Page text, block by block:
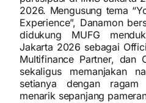
2026. Mengusung tema
Experience”, Danamon
didukung MUFG
Jakarta 2026 sebagai
Multifinance Partner, dan
sekaligus memanjakan
setianya dengan
menarik sepanjang